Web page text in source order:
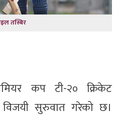
तस्बिर
कप टी-२० क्रिकेट
विजयी सुरुवात गरेको छ।